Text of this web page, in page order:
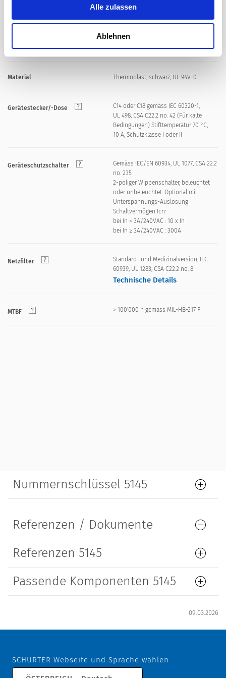
Alle zulassen
Ablehnen
Steckanschlüsse 6.3 x 0.8 mm
Schraub: max 8 mm
Anzugsdrehmoment max 0.5 Nm
Material Thermoplast, schwarz, UL 94V-0
Gerätestecker/-Dose
C14 oder C18 gemäss IEC 60320-1,
UL 498, CSA C22.2 no. 42 (Für kalte
Bedingungen) Stifttemperatur 70 °C,
10 A, Schutzklasse I oder II
Geräteschutzschalter
Gemäss IEC/EN 60934, UL 1077, CSA 22.2
no. 235
2-poliger Wippenschalter, beleuchtet
oder unbeleuchtet. Optional mit
Unterspannungs-Auslösung
Schaltvermögen Icn:
bei In < 3A/240VAC : 10 x In
bei In ≥ 3A/240VAC : 300A
Netzfilter
Standard- und Medizinalversion, IEC
60939, UL 1283, CSA C22.2 no. 8
Technische Details
MTBF > 100'000 h gemäss MIL-HB-217 F
Nummernschlüssel 5145
Referenzen / Dokumente
Referenzen 5145
Passende Komponenten 5145
09.03.2026
SCHURTER Webseite und Sprache wählen